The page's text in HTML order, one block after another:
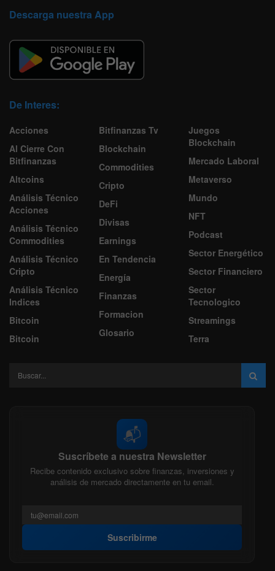
Descarga nuestra App
De Interes:
Acciones
Al Cierre Con
Bitfinanzas
Altcoins
Análisis Técnico
Acciones
Análisis Técnico
Commodities
Análisis Técnico
Cripto
Análisis Técnico
Indices
Bitcoin
Bitcoin
Bitfinanzas Tv
Blockchain
Commodities
Cripto
DeFi
Divisas
Earnings
En Tendencia
Energía
Finanzas
Formacion
Glosario
Juegos
Blockchain
Mercado Laboral
Metaverso
Mundo
NFT
Podcast
Sector Energético
Sector Financiero
Sector
Tecnologico
Streamings
Terra
📬
Suscríbete a nuestra Newsletter
Recibe contenido exclusivo sobre finanzas, inversiones y
análisis de mercado directamente en tu email.
Suscribirme